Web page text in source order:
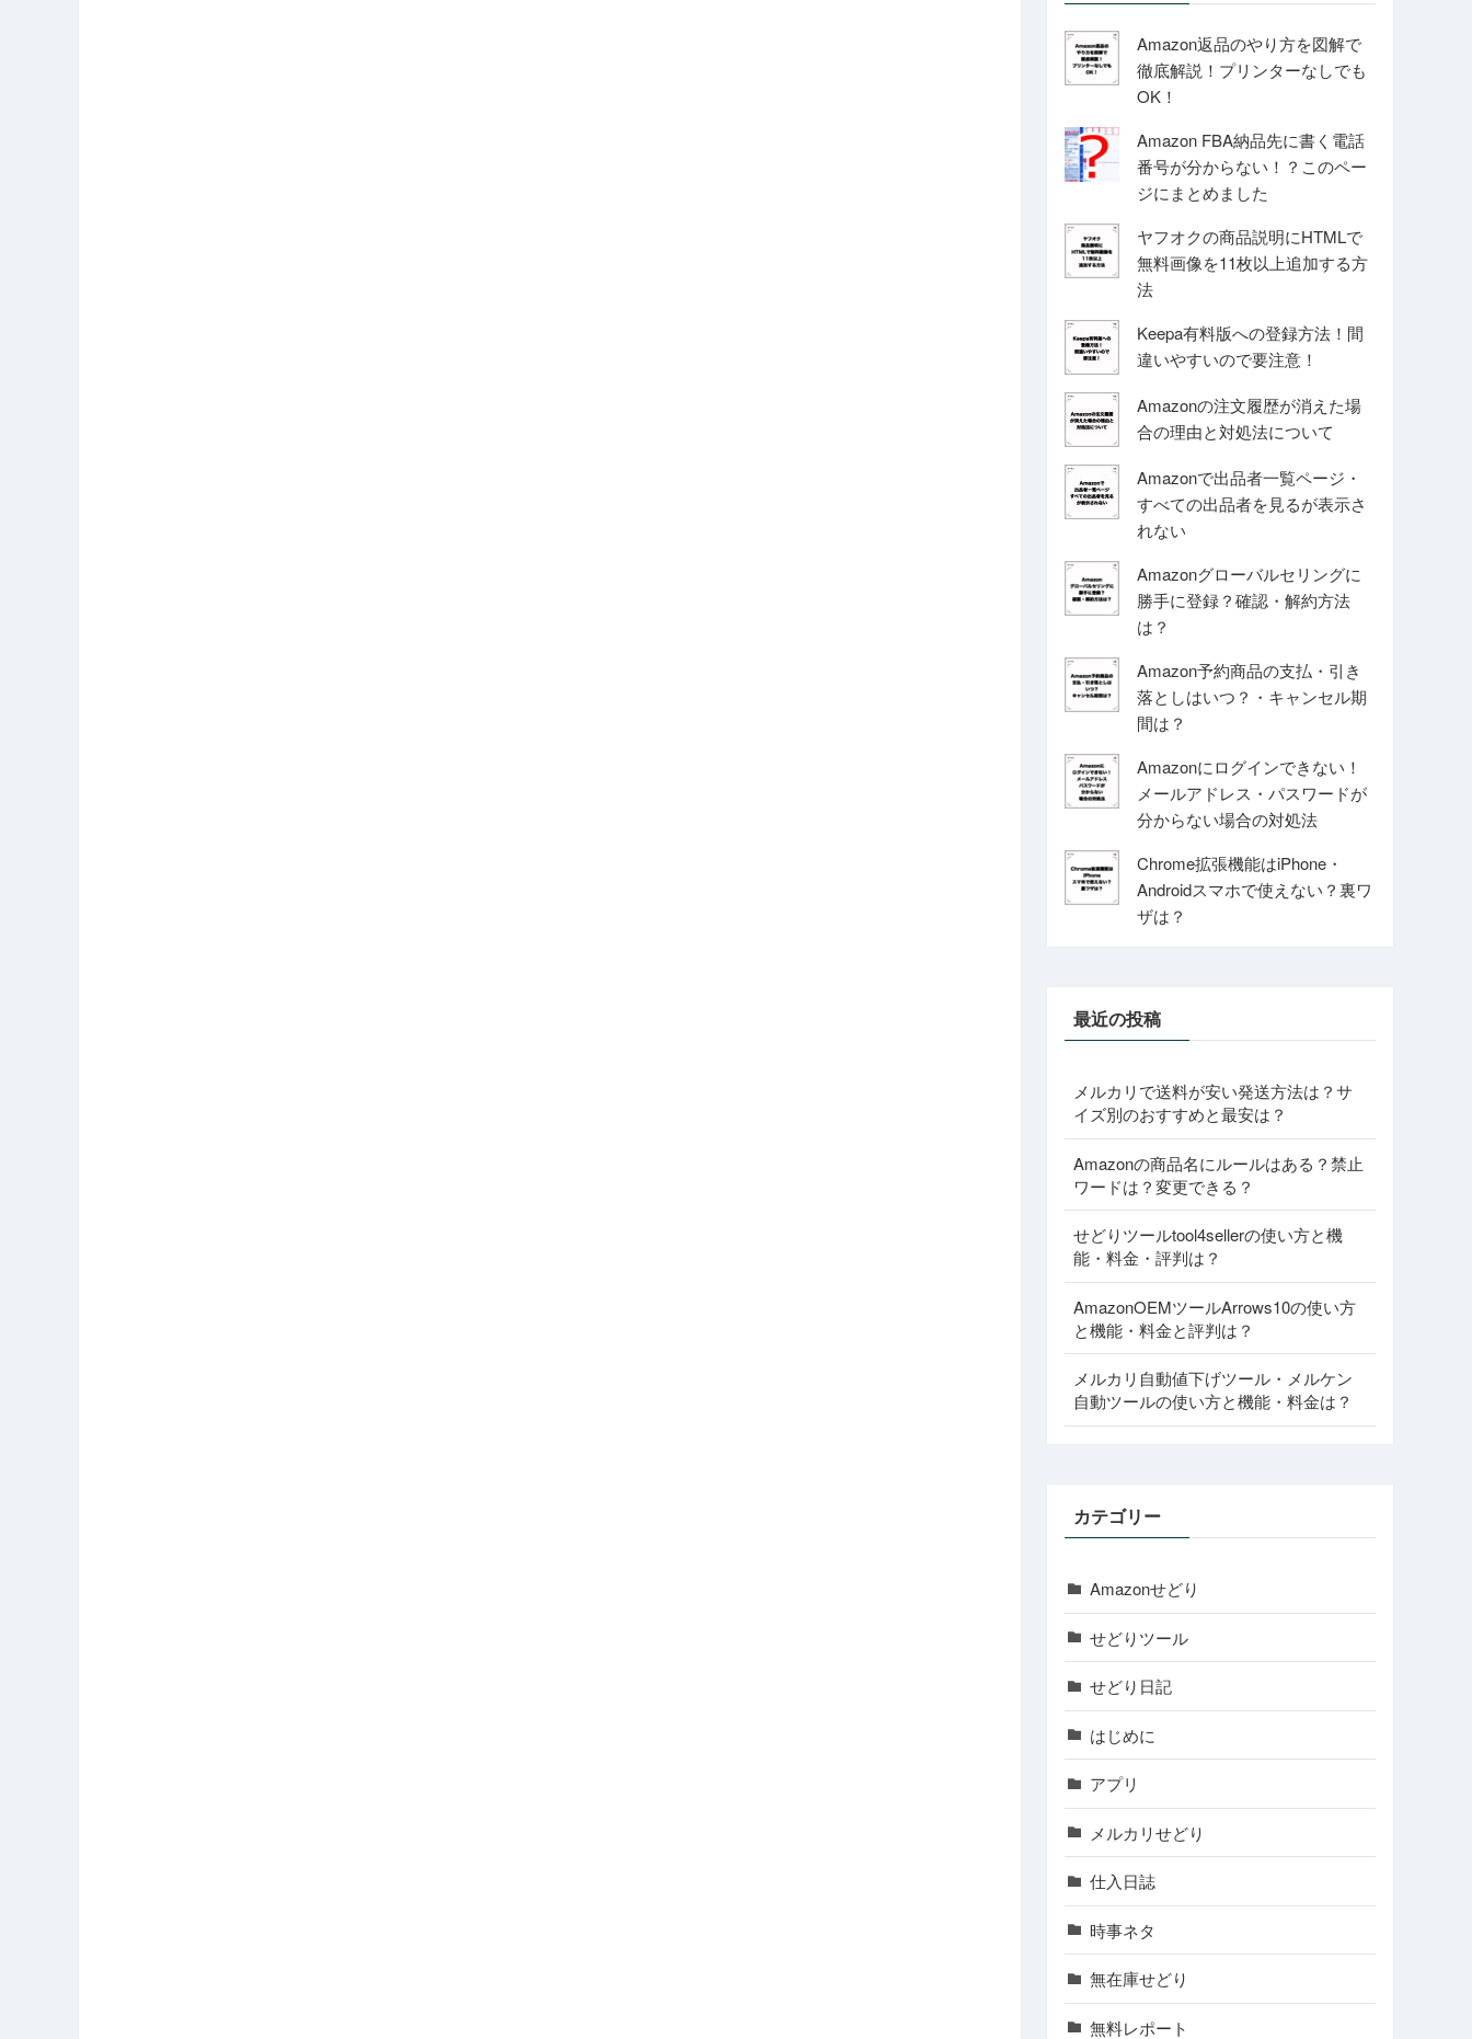
Amazon返品のやり方を図解で
徹底解説！プリンターなしでも
OK！
Amazon FBA納品先に書く電話
番号が分からない！？このペー
ジにまとめました
ヤフオクの商品説明にHTMLで
無料画像を11枚以上追加する方
法
Keepa有料版への登録方法！間
違いやすいので要注意！
Amazonの注文履歴が消えた場
合の理由と対処法について
Amazonで出品者一覧ページ・
すべての出品者を見るが表示さ
れない
Amazonグローバルセリングに
勝手に登録？確認・解約方法
は？
Amazon予約商品の支払・引き
落としはいつ？・キャンセル期
間は？
Amazonにログインできない！
メールアドレス・パスワードが
分からない場合の対処法
Chrome拡張機能はiPhone・
Androidスマホで使えない？裏ワ
ザは？
最近の投稿
メルカリで送料が安い発送方法は？サ
イズ別のおすすめと最安は？
Amazonの商品名にルールはある？禁止
ワードは？変更できる？
せどりツールtool4sellerの使い方と機
能・料金・評判は？
AmazonOEMツールArrows10の使い方
と機能・料金と評判は？
メルカリ自動値下げツール・メルケン
自動ツールの使い方と機能・料金は？
カテゴリー
Amazonせどり
せどりツール
せどり日記
はじめに
アプリ
メルカリせどり
仕入日誌
時事ネタ
無在庫せどり
無料レポート